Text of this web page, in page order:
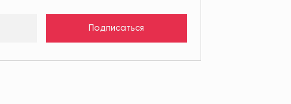
Подписаться